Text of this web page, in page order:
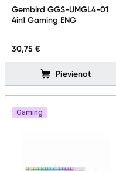
Kontakti
Gembird GGS-UMGL4-01
4in1 Gaming ENG
30,75 €
Pievienot
Gaming